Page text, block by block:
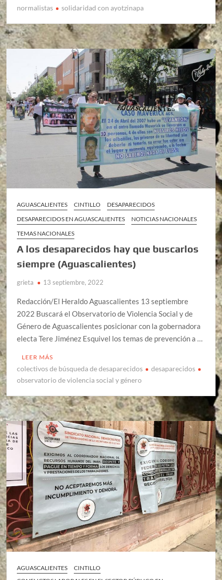
normalistas
solidaridad con ayotzinapa
AGUASCALIENTES CINTILLO
DESAPARECIDOS
DESAPARECIDOS EN AGUASCALIENTES
NOTICIAS NACIONALES
TEMAS NACIONALES
A los desaparecidos hay que buscarlos
siempre (Aguascalientes)
grieta 13 septiembre, 2022
Redacción/El Heraldo Aguascalientes 13 septiembre
2022 Buscará el Observatorio de Violencia Social y de
Género de Aguascalientes posicionar con la gobernadora
electa Tere Jiménez Esquivel los temas de prevención a …
LEER MÁS
colectivos de búsqueda de desaparecidos
desaparecidos
observatorio de violencia social y género
AGUASCALIENTES
CINTILLO